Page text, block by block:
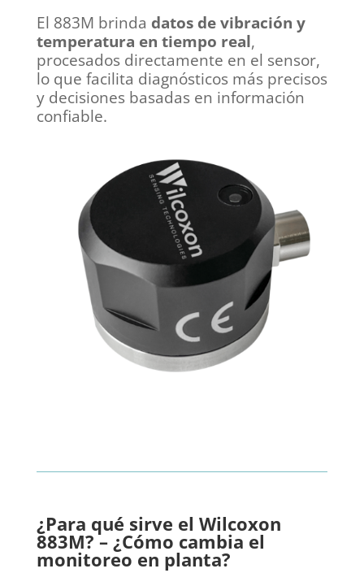
El 883M brinda datos de vibración y
temperatura en tiempo real,
procesados directamente en el sensor,
lo que facilita diagnósticos más precisos
y decisiones basadas en información
confiable.
¿Para qué sirve el Wilcoxon
883M? – ¿Cómo cambia el
monitoreo en planta?